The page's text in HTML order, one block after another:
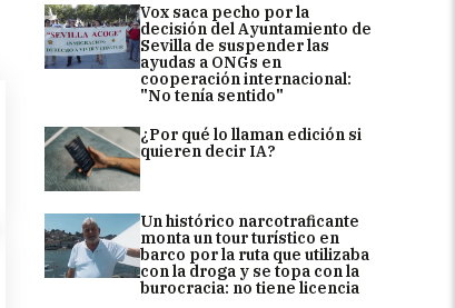
Vox saca pecho por la
decisión del Ayuntamiento de
Sevilla de suspender las
ayudas a ONGs en
cooperación internacional:
"No tenía sentido"
¿Por qué lo llaman edición si
quieren decir IA?
Un histórico narcotraficante
monta un tour turístico en
barco por la ruta que utilizaba
con la droga y se topa con la
burocracia: no tiene licencia